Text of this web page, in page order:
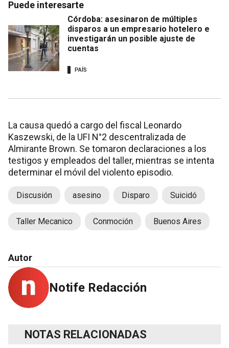
Puede interesarte
Córdoba: asesinaron de múltiples
disparos a un empresario hotelero e
investigarán un posible ajuste de
cuentas
PAÍS
La causa quedó a cargo del fiscal Leonardo
Kaszewski, de la UFI N°2 descentralizada de
Almirante Brown. Se tomaron declaraciones a los
testigos y empleados del taller, mientras se intenta
determinar el móvil del violento episodio.
Discusión asesino Disparo Suicidó
Taller Mecanico Conmoción Buenos Aires
Autor
Notife Redacción
NOTAS RELACIONADAS